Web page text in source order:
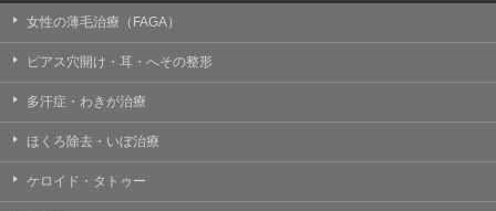
女性の薄毛治療（FAGA）
ピアス穴開け・耳・へその整形
多汗症・わきが治療
ほくろ除去・いぼ治療
ケロイド・タトゥー